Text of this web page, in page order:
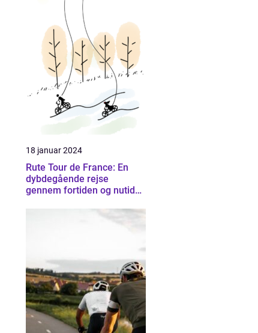
18 januar 2024
Rute Tour de France: En
dybdegående rejse
gennem fortiden og nutiden
prestigefyldte cykelløb